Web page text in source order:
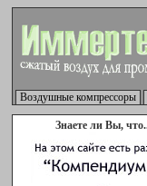
Воздушные компрессоры
Знаете ли Вы,